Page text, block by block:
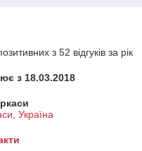
з 52 відгуків за рік
з 18.03.2018
Україна